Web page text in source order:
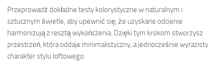
Przeprowadź dokładne testy kolorystyczne w naturalnym i
sztucznym świetle, aby upewnić się, że uzyskane odcienie
harmonizują z resztą wykończenia. Dzięki tym krokom stworzysz
przestrzeń, która oddaje minimalistyczny, a jednocześnie wyrazisty
charakter stylu loftowego.